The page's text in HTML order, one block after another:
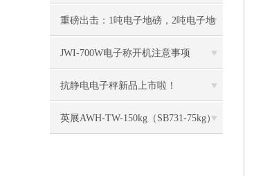
重磅出击：1吨电子地磅，2吨电子地
磅秤，3吨地磅低价狂甩
JWI-700W电子称开机注意事项
抗静电电子秤新品上市啦！
英展AWH-TW-150kg（SB731-75kg）